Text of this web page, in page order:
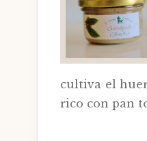
cultiva el
rico con pan